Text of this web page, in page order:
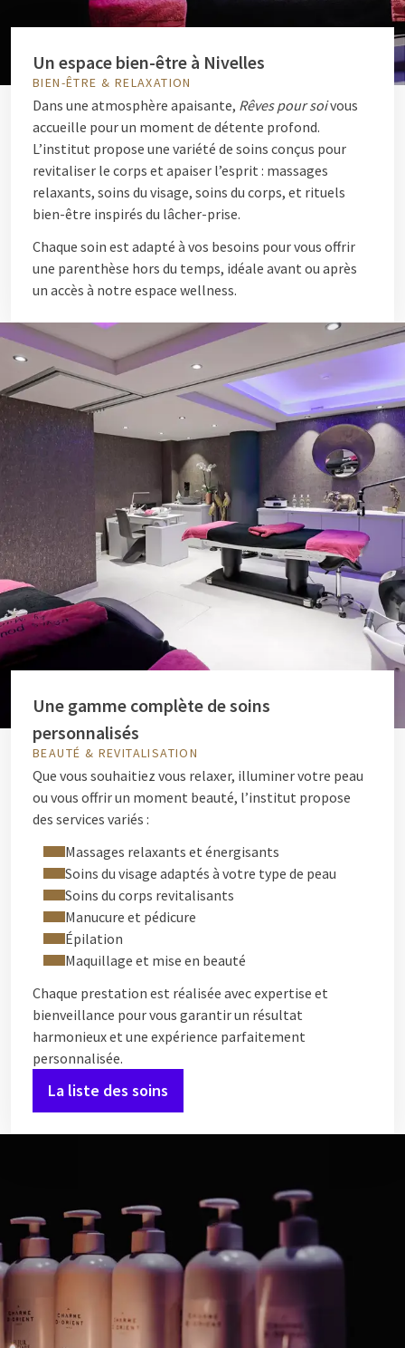
Un espace bien-être à Nivelles
BIEN-ÊTRE & RELAXATION
Dans une atmosphère apaisante, Rêves pour soivous
accueille pour un moment de détente profond.
L’institut propose une variété de soins conçus pour
revitaliser le corps et apaiser l’esprit : massages
relaxants, soins du visage, soins du corps, et rituels
bien-être inspirés du lâcher-prise.
Chaque soin est adapté à vos besoins pour vous offrir
une parenthèse hors du temps, idéale avant ou après
un accès à notre espace wellness.
Une gamme complète de soins
personnalisés
BEAUTÉ & REVITALISATION
Que vous souhaitiez vous relaxer, illuminer votre peau
ou vous offrir un moment beauté, l’institut propose
des services variés :
Massages relaxants et énergisants
Soins du visage adaptés à votre type de peau
Soins du corps revitalisants
Manucure et pédicure
Épilation
Maquillage et mise en beauté
Chaque prestation est réalisée avec expertise et
bienveillance pour vous garantir un résultat
harmonieux et une expérience parfaitement
personnalisée.
La liste des soins